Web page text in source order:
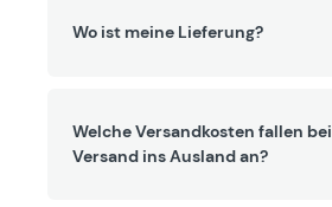
Wo ist meine Lieferung?
Welche Versandkosten fallen bei
Versand ins Ausland an?